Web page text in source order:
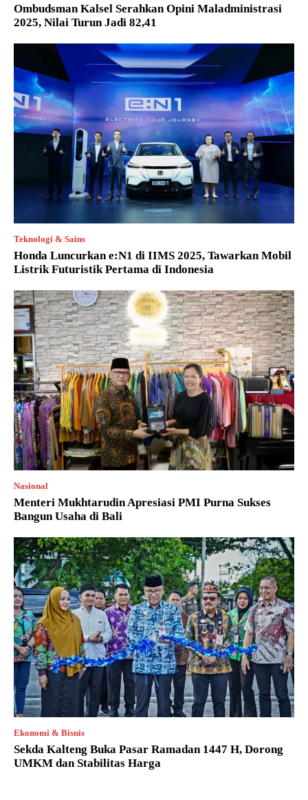
Ombudsman Kalsel Serahkan Opini Maladministrasi
2025, Nilai Turun Jadi 82,41
Teknologi & Sains
Honda Luncurkan e:N1 di IIMS 2025, Tawarkan Mobil
Listrik Futuristik Pertama di Indonesia
Nasional
Menteri Mukhtarudin Apresiasi PMI Purna Sukses
Bangun Usaha di Bali
Ekonomi & Bisnis
Sekda Kalteng Buka Pasar Ramadan 1447 H, Dorong
UMKM dan Stabilitas Harga